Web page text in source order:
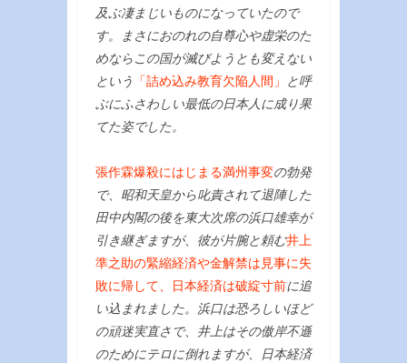
及ぶ凄まじいものになっていたので
す。まさにおのれの自尊心や虚栄のた
めならこの国が滅びようとも変えない
という
「詰め込み教育欠陥人間」
と呼
ぶにふさわしい最低の日本人に成り果
てた姿でした。
張作霖爆殺にはじまる満州事変の勃発
で、昭和天皇から叱責されて退陣した
田中内閣の後を東大次席の浜口雄幸が
引き継ぎますが、彼が片腕と頼む井上
準之助の緊縮経済や金解禁は見事に失
敗に帰して、日本経済は破綻寸前に追
い込まれました。浜口は恐ろしいほど
の頑迷実直さで、井上はその傲岸不遜
のためにテロに倒れますが、日本経済